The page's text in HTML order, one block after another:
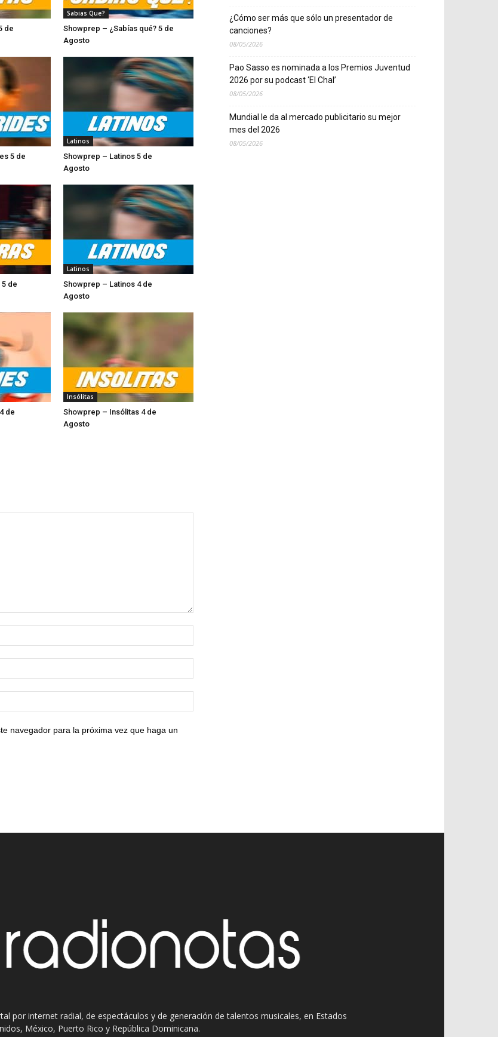
de
Sabias Que?
Showprep – ¿Sabías qué? 5 de
Agosto
5 de
Latinos
Showprep – Latinos 5 de
Agosto
de
Latinos
Showprep – Latinos 4 de
Agosto
de
Insólitas
Showprep – Insólitas 4 de
Agosto
navegador para la próxima vez que haga un
¿Cómo ser más que sólo un presentador de
canciones?
08/05/2026
Pao Sasso es nominada a los Premios Juventud
2026 por su podcast ‘El Chal’
08/05/2026
Mundial le da al mercado publicitario su mejor
mes del 2026
08/05/2026
por internet radial, de espectáculos y de generación de talentos musicales, en Estados
México, Puerto Rico y República Dominicana.